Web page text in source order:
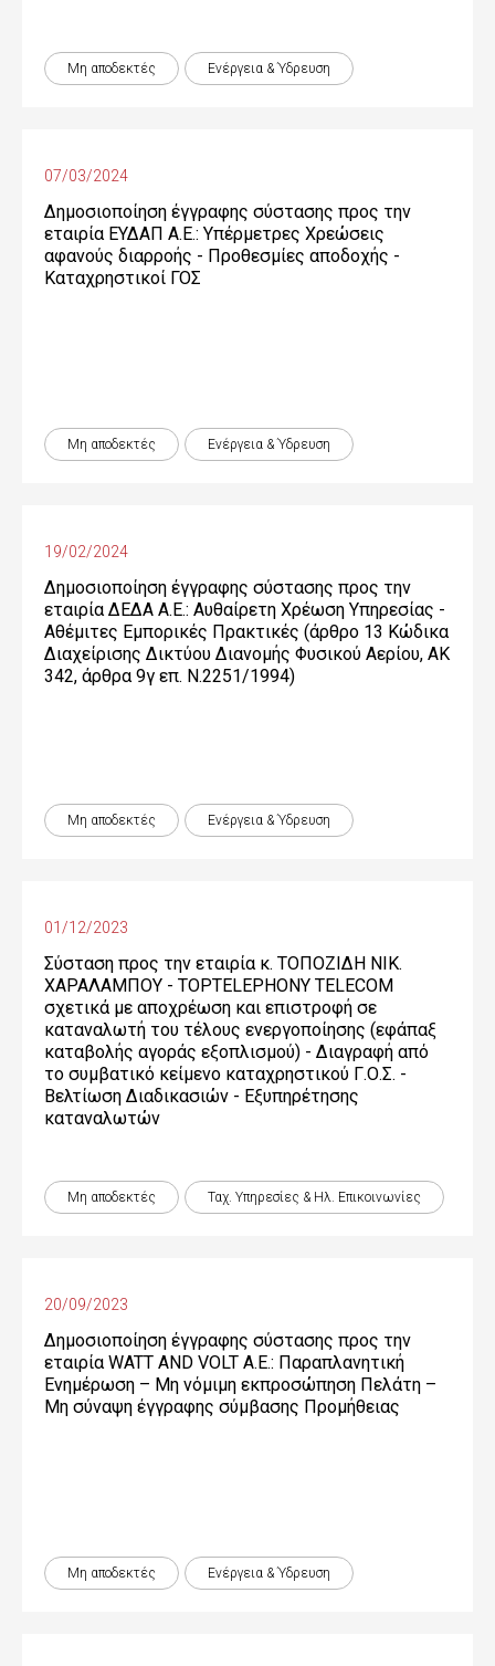
Μη αποδεκτές Ενέργεια & Ύδρευση
07/03/2024
Δημοσιοποίηση έγγραφης σύστασης προς την
εταιρία ΕΥΔΑΠ Α.Ε.: Υπέρμετρες Χρεώσεις
αφανούς διαρροής - Προθεσμίες αποδοχής -
Καταχρηστικοί ΓΟΣ
Μη αποδεκτές Ενέργεια & Ύδρευση
19/02/2024
Δημοσιοποίηση έγγραφης σύστασης προς την
εταιρία ΔΕΔΑ Α.Ε.: Αυθαίρετη Χρέωση Υπηρεσίας -
Αθέμιτες Εμπορικές Πρακτικές (άρθρο 13 Κώδικα
Διαχείρισης Δικτύου Διανομής Φυσικού Αερίου, ΑΚ
342, άρθρα 9γ επ. Ν.2251/1994)
Μη αποδεκτές Ενέργεια & Ύδρευση
01/12/2023
Σύσταση προς την εταιρία κ. ΤΟΠΟΖΙΔΗ ΝΙΚ.
ΧΑΡΑΛΑΜΠΟΥ - TOPTELEPHONY TELECOM
σχετικά με αποχρέωση και επιστροφή σε
καταναλωτή του τέλους ενεργοποίησης (εφάπαξ
καταβολής αγοράς εξοπλισμού) - Διαγραφή από
το συμβατικό κείμενο καταχρηστικού Γ.Ο.Σ. -
Βελτίωση Διαδικασιών - Εξυπηρέτησης
καταναλωτών
Μη αποδεκτές Ταχ. Υπηρεσίες & Ηλ. Επικοινωνίες
20/09/2023
Δημοσιοποίηση έγγραφης σύστασης προς την
εταιρία WATT AND VOLT A.E.: Παραπλανητική
Ενημέρωση – Μη νόμιμη εκπροσώπηση Πελάτη –
Μη σύναψη έγγραφης σύμβασης Προμήθειας
Μη αποδεκτές Ενέργεια & Ύδρευση